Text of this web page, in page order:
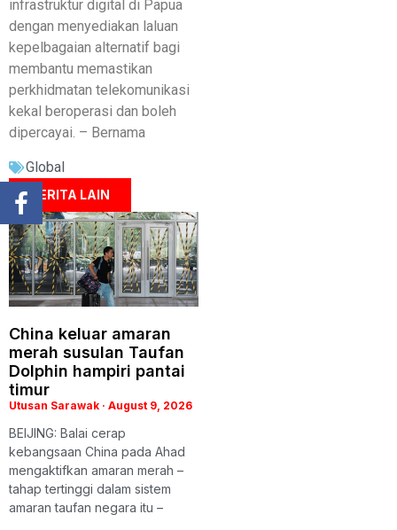
infrastruktur digital di Papua
dengan menyediakan laluan
kepelbagaian alternatif bagi
membantu memastikan
perkhidmatan telekomunikasi
kekal beroperasi dan boleh
dipercayai. – Bernama
Global
BERITA LAIN
China keluar amaran
merah susulan Taufan
Dolphin hampiri pantai
timur
Utusan Sarawak August 9, 2026
BEIJING: Balai cerap
kebangsaan China pada Ahad
mengaktifkan amaran merah –
tahap tertinggi dalam sistem
amaran taufan negara itu –